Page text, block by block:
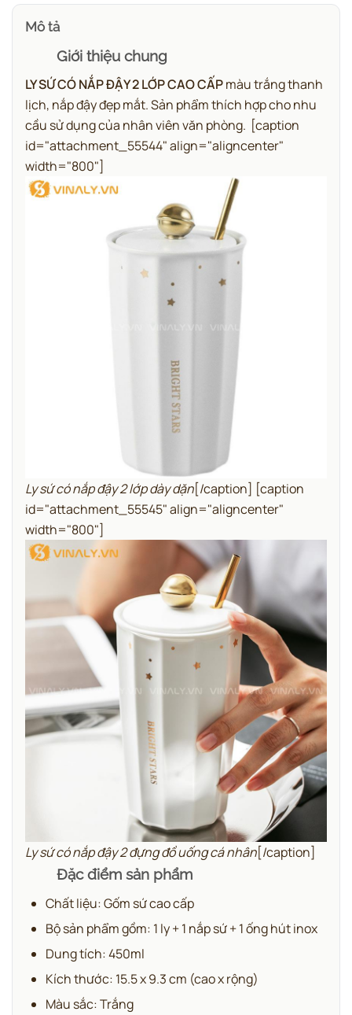
Mô tả
Giới thiệu chung
LY SỨ CÓ NẮP ĐẬY 2 LỚP CAO CẤPmàu trắng thanh
lịch, nắp đậy đẹp mắt. Sản phẩm thích hợp cho nhu
cầu sử dụng của nhân viên văn phòng. [caption
id="attachment_55544" align="aligncenter"
width="800"]
Ly sứ có nắp đậy 2 lớp dày dặn[/caption] [caption
id="attachment_55545" align="aligncenter"
width="800"]
Ly sứ có nắp đậy 2 đựng đồ uống cá nhân[/caption]
Đặc điểm sản phẩm
Chất liệu: Gốm sứ cao cấp
Bộ sản phẩm gồm: 1 ly + 1 nắp sứ + 1 ống hút inox
Dung tích: 450ml
Kích thước: 15.5 x 9.3 cm (cao x rộng)
Màu sắc: Trắng